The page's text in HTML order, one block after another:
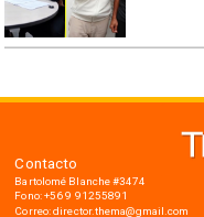
Contacto
Bartolomé Blanche #3474
Fono: +56 9 91255891
Correo: director.thema@gmail.com